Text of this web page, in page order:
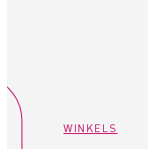
WINKELS